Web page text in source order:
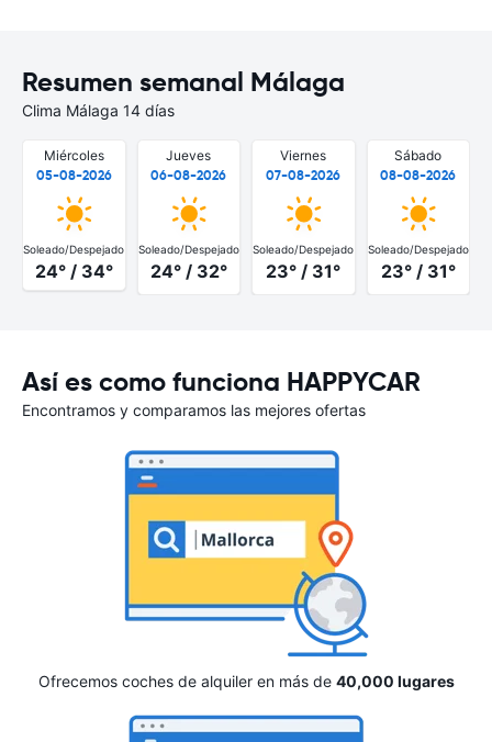
Resumen semanal Málaga
Clima Málaga 14 días
Miércoles
05-08-2026
Soleado/Despejado
24° / 34°
Jueves
06-08-2026
Soleado/Despejado
24° / 32°
Viernes
07-08-2026
Soleado/Despejado
23° / 31°
Sábado
08-08-2026
Soleado/Despejado
23° / 31°
Así es como funciona HAPPYCAR
Encontramos y comparamos las mejores ofertas
Ofrecemos coches de alquiler en más de 40,000 lugares